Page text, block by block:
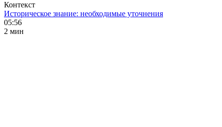
Контекст
Историческое знание: необходимые уточнения
05:56
2 мин